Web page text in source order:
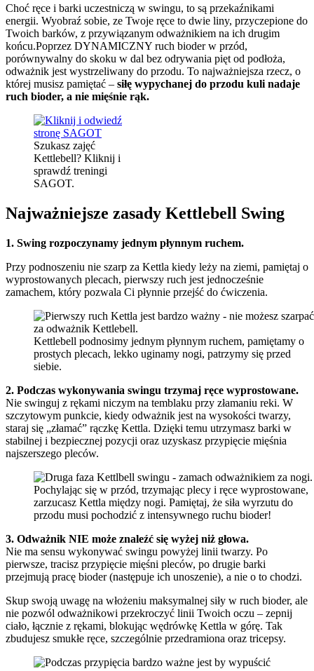
Choć ręce i barki uczestniczą w swingu, to są przekaźnikami
energii. Wyobraź sobie, ze Twoje ręce to dwie liny, przyczepione do
Twoich barków, z przywiązanym odważnikiem na ich drugim
końcu.Poprzez DYNAMICZNY ruch bioder w przód,
porównywalny do skoku w dal bez odrywania pięt od podłoża,
odważnik jest wystrzeliwany do przodu. To najważniejsza rzecz, o
której musisz pamiętać – siłę wypychanej do przodu kuli nadaje
ruch bioder, a nie mięśnie rąk.
Szukasz zajęć
Kettlebell? Kliknij i
sprawdź treningi
SAGOT.
Najważniejsze zasady Kettlebell Swing
1. Swing rozpoczynamy jednym płynnym ruchem.
Przy podnoszeniu nie szarp za Kettla kiedy leży na ziemi, pamiętaj o
wyprostowanych plecach, pierwszy ruch jest jednocześnie
zamachem, który pozwala Ci płynnie przejść do ćwiczenia.
Kettlebell podnosimy jednym płynnym ruchem, pamiętamy o
prostych plecach, lekko uginamy nogi, patrzymy się przed
siebie.
2. Podczas wykonywania swingu trzymaj ręce wyprostowane.
Nie swinguj z rękami niczym na temblaku przy złamaniu reki. W
szczytowym punkcie, kiedy odważnik jest na wysokości twarzy,
staraj się „złamać” rączkę Kettla. Dzięki temu utrzymasz barki w
stabilnej i bezpiecznej pozycji oraz uzyskasz przypięcie mięśnia
najszerszego pleców.
Pochylając się w przód, trzymając plecy i ręce wyprostowane,
zarzucasz Kettla między nogi. Pamiętaj, że siła wyrzutu do
przodu musi pochodzić z intensywnego ruchu bioder!
3. Odważnik NIE może znaleźć się wyżej niż głowa.
Nie ma sensu wykonywać swingu powyżej linii twarzy. Po
pierwsze, tracisz przypięcie mięśni pleców, po drugie barki
przejmują pracę bioder (następuje ich unoszenie), a nie o to chodzi.
Skup swoją uwagę na włożeniu maksymalnej siły w ruch bioder, ale
nie pozwól odważnikowi przekroczyć linii Twoich oczu – zepnij
ciało, łącznie z rękami, blokując wędrówkę Kettla w górę. Tak
zbudujesz smukłe ręce, szczególnie przedramiona oraz tricepsy.